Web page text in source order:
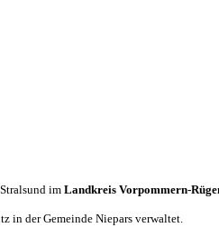
im Landkreis Vorpommern-
in der Gemeinde Niepars verwaltet.